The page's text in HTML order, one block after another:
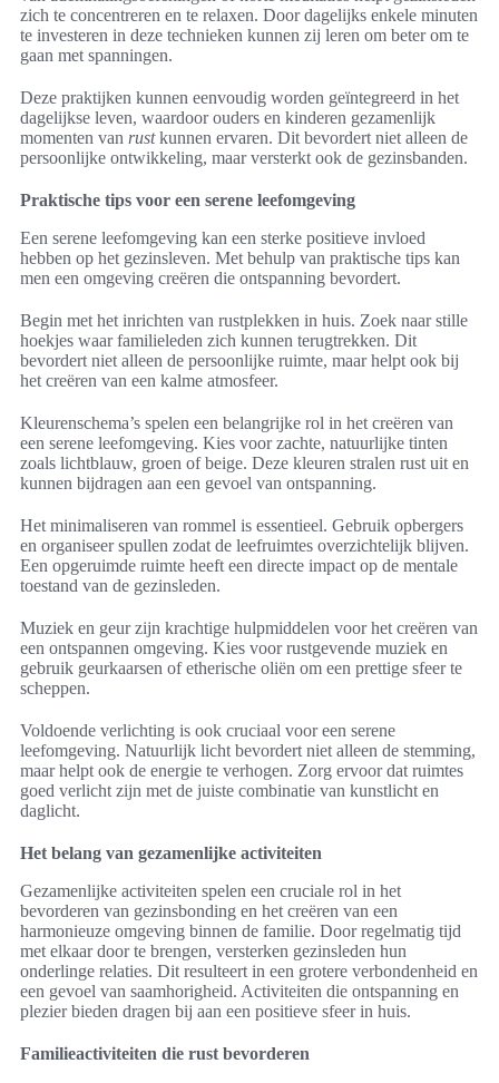
zich te concentreren en te relaxen. Door dagelijks enkele minuten
te investeren in deze technieken kunnen zij leren om beter om te
gaan met spanningen.
Deze praktijken kunnen eenvoudig worden geïntegreerd in het
dagelijkse leven, waardoor ouders en kinderen gezamenlijk
momenten van rustkunnen ervaren. Dit bevordert niet alleen de
persoonlijke ontwikkeling, maar versterkt ook de gezinsbanden.
Praktische tips voor een serene leefomgeving
Een serene leefomgeving kan een sterke positieve invloed
hebben op het gezinsleven. Met behulp van praktische tips kan
men een omgeving creëren die ontspanning bevordert.
Begin met het inrichten van rustplekken in huis. Zoek naar stille
hoekjes waar familieleden zich kunnen terugtrekken. Dit
bevordert niet alleen de persoonlijke ruimte, maar helpt ook bij
het creëren van een kalme atmosfeer.
Kleurenschema’s spelen een belangrijke rol in het creëren van
een serene leefomgeving. Kies voor zachte, natuurlijke tinten
zoals lichtblauw, groen of beige. Deze kleuren stralen rust uit en
kunnen bijdragen aan een gevoel van ontspanning.
Het minimaliseren van rommel is essentieel. Gebruik opbergers
en organiseer spullen zodat de leefruimtes overzichtelijk blijven.
Een opgeruimde ruimte heeft een directe impact op de mentale
toestand van de gezinsleden.
Muziek en geur zijn krachtige hulpmiddelen voor het creëren van
een ontspannen omgeving. Kies voor rustgevende muziek en
gebruik geurkaarsen of etherische oliën om een prettige sfeer te
scheppen.
Voldoende verlichting is ook cruciaal voor een serene
leefomgeving. Natuurlijk licht bevordert niet alleen de stemming,
maar helpt ook de energie te verhogen. Zorg ervoor dat ruimtes
goed verlicht zijn met de juiste combinatie van kunstlicht en
daglicht.
Het belang van gezamenlijke activiteiten
Gezamenlijke activiteiten spelen een cruciale rol in het
bevorderen van gezinsbonding en het creëren van een
harmonieuze omgeving binnen de familie. Door regelmatig tijd
met elkaar door te brengen, versterken gezinsleden hun
onderlinge relaties. Dit resulteert in een grotere verbondenheid en
een gevoel van saamhorigheid. Activiteiten die ontspanning en
plezier bieden dragen bij aan een positieve sfeer in huis.
Familieactiviteiten die rust bevorderen